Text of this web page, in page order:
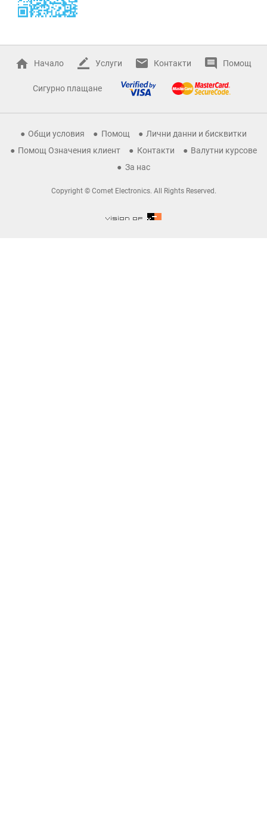
Начало Услуги Контакти Помощ
Сигурно плащане
Общи условия Помощ
Лични данни и бисквитки
Помощ Означения клиент
Контакти
Валутни курсове
За нас
Copyright © Comet Electronics. All Rights Reserved.